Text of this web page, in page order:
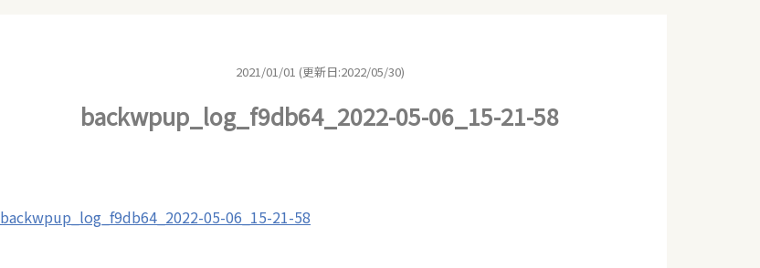
2021/01/01 (更新日:2022/05/30)
backwpup_log_f9db64_2022-05-06_15-21-58
backwpup_log_f9db64_2022-05-06_15-21-58